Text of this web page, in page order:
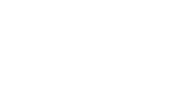
Margaret Mahler’e göre bir insanın
ruhsal gelişimdeki en kritik unsur ise
Anne ile kurulan ilk bağ, yalnızca
ve hatta çatışmaları bile şekillendirir.